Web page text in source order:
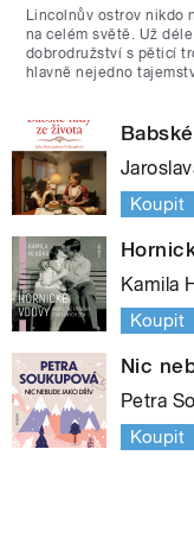
Lincolnův ostrov nikdo
na celém světě. Už
dobrodružství s pěticí
hlavně nejedno
Koupit
Kamila
Koupit
Nic
Petra
Koupit